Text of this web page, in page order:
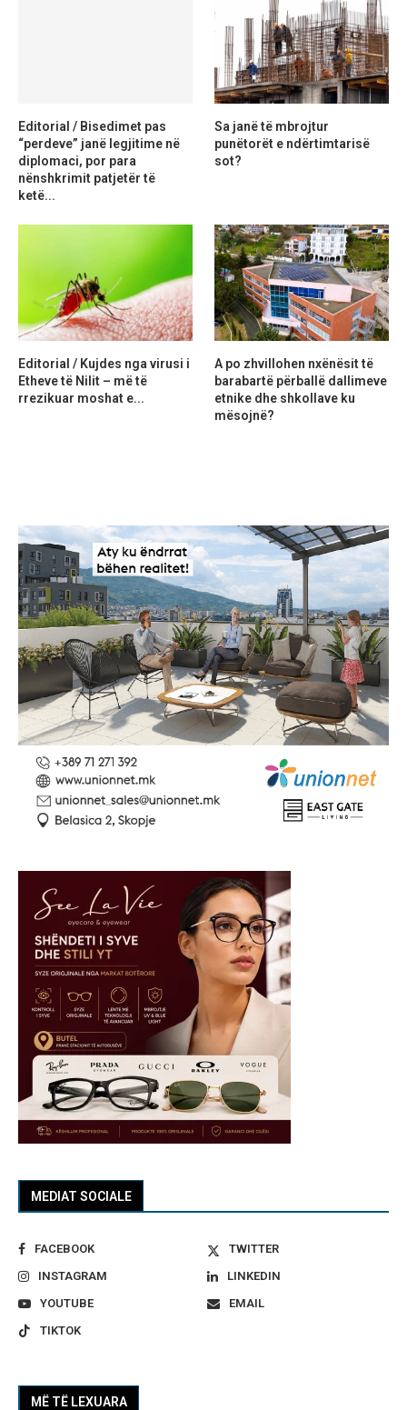
MEDIAT SOCIALE
FACEBOOK
TWITTER
INSTAGRAM
LINKEDIN
YOUTUBE
EMAIL
TIKTOK
MË TË LEXUARA
Editorial / Bisedimet pas
“perdeve” janë legjitime në
diplomaci, por para
nënshkrimit patjetër të
ketë...
Sa janë të mbrojtur
punëtorët e ndërtimtarisë
sot?
Editorial / Kujdes nga virusi i
Etheve të Nilit – më të
rrezikuar moshat e...
A po zhvillohen nxënësit të
barabartë përballë dallimeve
etnike dhe shkollave ku
mësojnë?